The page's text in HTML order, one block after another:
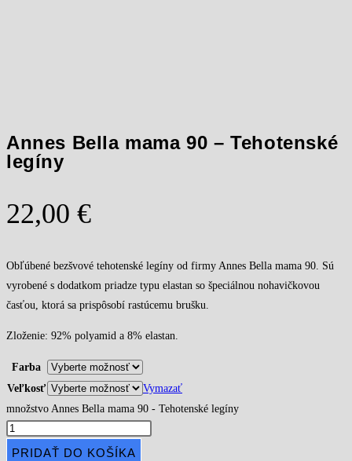
Annes Bella mama 90 – Tehotenské
legíny
22,00 €
Obľúbené bezšvové tehotenské legíny od firmy Annes Bella mama 90. Sú
vyrobené s dodatkom priadze typu elastan so špeciálnou nohavičkovou
časťou, ktorá sa prispôsobí rastúcemu brušku.
Zloženie: 92% polyamid a 8% elastan.
Farba
Veľkosť
Vymazať
množstvo Annes Bella mama 90 - Tehotenské legíny
PRIDAŤ DO KOŠÍKA